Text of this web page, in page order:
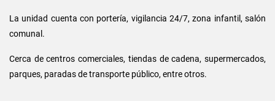
La unidad cuenta con portería, vigilancia 24/7, zona infantil, salón
comunal.
Cerca de centros comerciales, tiendas de cadena, supermercados,
parques, paradas de transporte público, entre otros.